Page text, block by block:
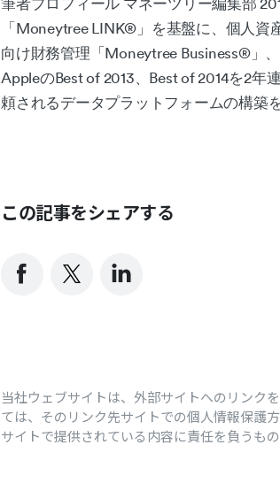
「Moneytree LINK®︎」を基盤に、個人
向け財務管理「Moneytree Business®︎」
AppleのBest of 2013、Best of 2014を2年
頼されるデータプラットフォームの構築を
この記事をシェアする
当社ウェブサイトは、外部サイトへのリンク
ては、そのリンク先サイトでの個人情報保護
サイトで提供されている内容に責任を負うもの